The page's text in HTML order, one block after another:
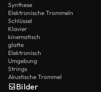
Synthese
Elektronische Trommeln
Schlüssel
Klavier
kinematisch
glatte
Elektronisch
Umgebung
Strings
Akustische Trommel
Bilder